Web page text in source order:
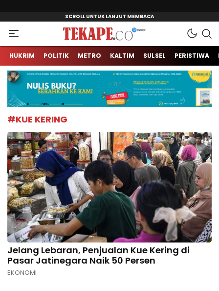
Tekape.co
Jendela Informasi Kita
HUKRIM POLITIK METRO KALTIM SULSEL PERISTIWA
#KUE KERING
Jelang Lebaran, Penjualan Kue Kering di
Pasar Jatinegara Naik 50 Persen
EKONOMI